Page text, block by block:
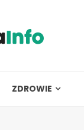
ZDROWIE